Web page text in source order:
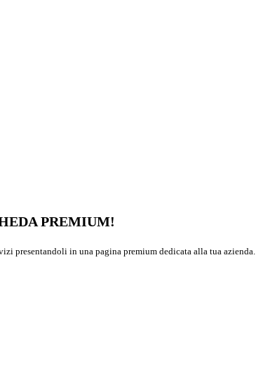
PREMIUM!
presentandoli in una pagina premium dedicata alla tua azienda.